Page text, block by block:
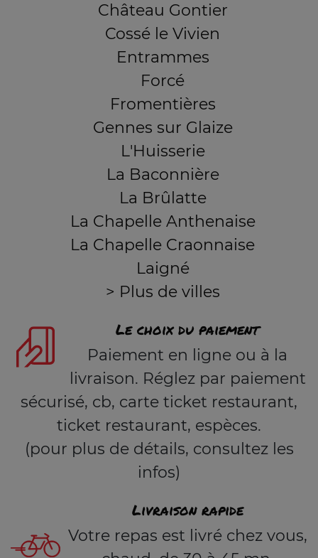
Château Gontier
Cossé le Vivien
Entrammes
Forcé
Fromentières
Gennes sur Glaize
L'Huisserie
La Baconnière
La Brûlatte
La Chapelle Anthenaise
La Chapelle Craonnaise
Laigné
> Plus de villes
Le choix du paiement
Paiement en ligne ou à la
livraison. Réglez par paiement
sécurisé, cb, carte ticket restaurant,
ticket restaurant, espèces.
(pour plus de détails, consultez les
infos)
Livraison rapide
Votre repas est livré chez vous,